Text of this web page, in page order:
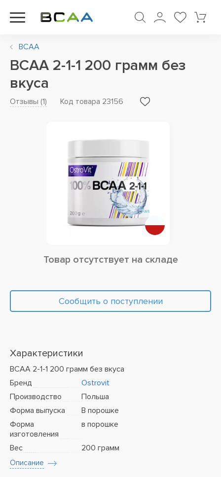
BCAA
BCAA 2-1-1 200 грамм без
вкуса
Отзывы (1) Код товара 23156
Товар отсутствует на складе
Сообщить о поступлении
Характеристики
BCAA 2-1-1 200 грамм без вкуса
Бренд
Ostrovit
Производство
Польша
Форма выпуска
В порошке
Форма
изготовления
в порошке
Вес 200 грамм
Описание